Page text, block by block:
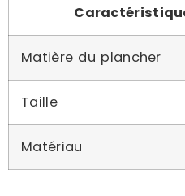
Matière du plancher
Taille
Matériau